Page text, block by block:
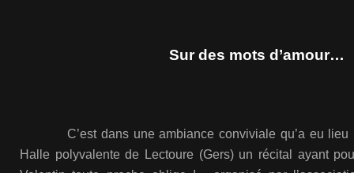
Sur des mots d’amour…
C’est dans une ambiance conviviale qu’a eu
Halle polyvalente de Lectoure (Gers) un récital ayant